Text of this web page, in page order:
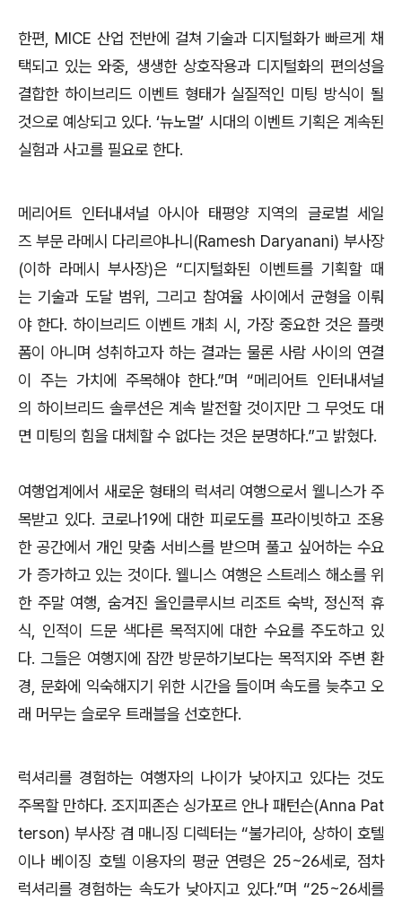
한편, MICE 산업 전반에 걸쳐 기술과 디지털화가 빠르게 채
택되고 있는 와중, 생생한 상호작용과 디지털화의 편의성을
결합한 하이브리드 이벤트 형태가 실질적인 미팅 방식이 될
것으로 예상되고 있다. ‘뉴노멀’ 시대의 이벤트 기획은 계속된
실험과 사고를 필요로 한다.
메리어트 인터내셔널 아시아 태평양 지역의 글로벌 세일
즈 부문 라메시 다리르야나니(Ramesh Daryanani) 부사장
(이하 라메시 부사장)은 “디지털화된 이벤트를 기획할 때
는 기술과 도달 범위, 그리고 참여율 사이에서 균형을 이뤄
야 한다. 하이브리드 이벤트 개최 시, 가장 중요한 것은 플랫
폼이 아니며 성취하고자 하는 결과는 물론 사람 사이의 연결
이 주는 가치에 주목해야 한다.”며 “메리어트 인터내셔널
의 하이브리드 솔루션은 계속 발전할 것이지만 그 무엇도 대
면 미팅의 힘을 대체할 수 없다는 것은 분명하다.”고 밝혔다.
여행업계에서 새로운 형태의 럭셔리 여행으로서 웰니스가 주
목받고 있다. 코로나19에 대한 피로도를 프라이빗하고 조용
한 공간에서 개인 맞춤 서비스를 받으며 풀고 싶어하는 수요
가 증가하고 있는 것이다. 웰니스 여행은 스트레스 해소를 위
한 주말 여행, 숨겨진 올인클루시브 리조트 숙박, 정신적 휴
식, 인적이 드문 색다른 목적지에 대한 수요를 주도하고 있
다. 그들은 여행지에 잠깐 방문하기보다는 목적지와 주변 환
경, 문화에 익숙해지기 위한 시간을 들이며 속도를 늦추고 오
래 머무는 슬로우 트래블을 선호한다.
럭셔리를 경험하는 여행자의 나이가 낮아지고 있다는 것도
주목할 만하다. 조지피존슨 싱가포르 안나 패턴슨(Anna Pat
terson) 부사장 겸 매니징 디렉터는 “불가리아, 상하이 호텔
이나 베이징 호텔 이용자의 평균 연령은 25~26세로, 점차
럭셔리를 경험하는 속도가 낮아지고 있다.”며 “25~26세를